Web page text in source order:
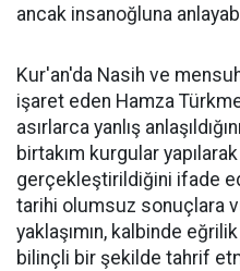
ancak insanoğluna
Kur'an'da Nasih ve
işaret eden Hamza
asırlarca yanlış
birtakım kurgular
gerçekleştirildiğini ifade
tarihi olumsuz sonuçlara
yaklaşımın, kalbinde
bilinçli bir şekilde tahrif